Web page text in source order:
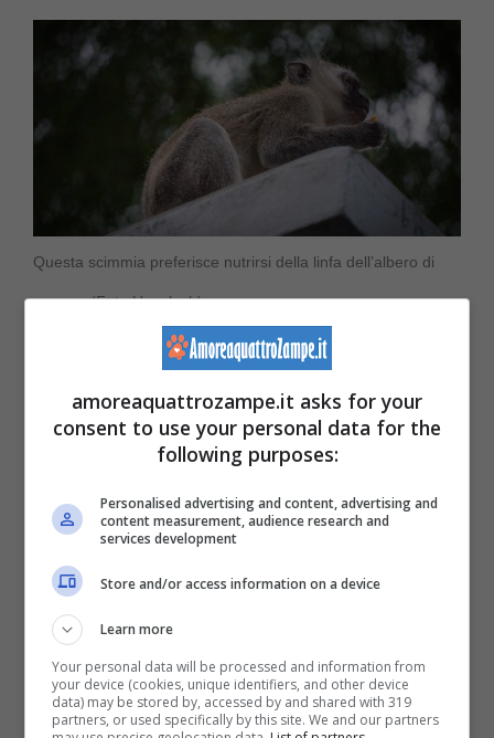
Questa scimmia preferisce nutrirsi della linfa dell’albero di
gomma (Foto Unsplash)
Se le altre specie di primate si possono
considerare onnivore, questo piccolo
mammifero sudamericano sopravvive grazie
del suo sostentamento è lalinfadell’albero
dellagomma.
Occasionalmente essa si nutre anche di
insetti, specialmente farfalle, bacche e frutta.
La suadentaturapossiede una
amoreaquattrozampe.it asks for your
consent to use your personal data for the
following purposes:
Personalised advertising and content, advertising and
content measurement, audience research and
services development
Store and/or access information on a device
Learn more
Your personal data will be processed and information from
your device (cookies, unique identifiers, and other device
data) may be stored by, accessed by and shared with 319
partners, or used specifically by this site. We and our partners